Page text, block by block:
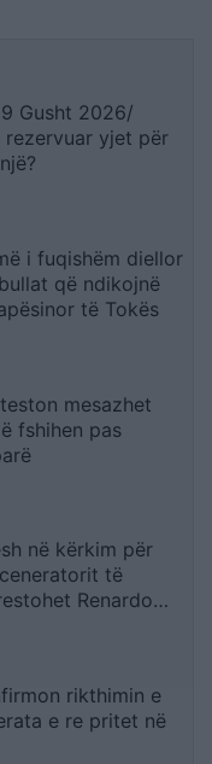
Gusht 2026/
rezervuar yjet për
i fuqishëm diellor
që ndikojnë
të Tokës
mesazhet
fshihen pas
në kërkim për
të
Renardo
rikthimin e
e re pritet në